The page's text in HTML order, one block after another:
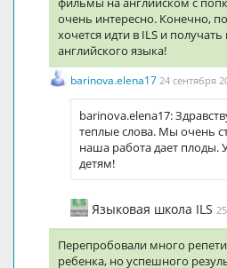
очень интересно. Конечно,
хочется идти в ILS и
английского языка!
barinova.elena17 24 сентября
barinova.elena17:
теплые слова. Мы очень
наша работа дает
детям!
Языковая школа ILS
Перепробовали много
ребенка, но успешного